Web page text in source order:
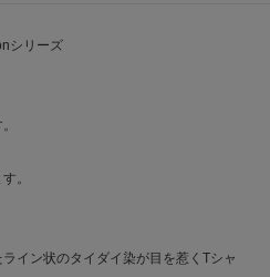
シリーズ
。
イン状のタイダイ染が目を惹くTシャ